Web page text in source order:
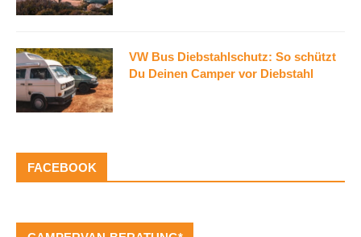
VW Bus Diebstahlschutz: So schützt
Du Deinen Camper vor Diebstahl
FACEBOOK